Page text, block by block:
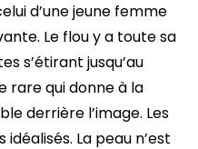
d’une jeune femme
Le flou y a toute sa
s’étirant jusqu’au
rare qui donne à la
derrière l’image. Les
La peau n’est